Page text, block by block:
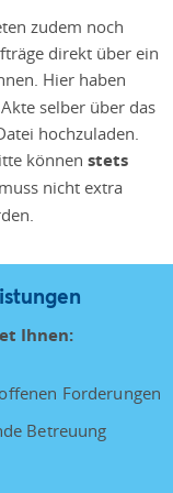
zudem noch
direkt über ein
Hier haben
selber über das
hochzuladen.
können stets
nicht extra
Ihnen:
Forderungen
Betreuung